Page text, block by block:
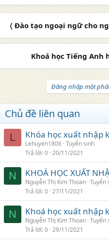
〈 Đào tạo ngoại ngữ cho
Khoá học Tiếng Anh
Đăng nhập một
Chủ đề liên quan
L Khóa học xuất nhập
Lehuyen1806 Tuyển sinh
Trả lời 0 20/11/2021
N KHOÁ HỌC XUẤT
Nguyễn Thị Kim Thoan Tuyển
Trả lời 0 27/11/2021
N Khoá học xuất nhập
Nguyễn Thị Kim Thoan Tuyển
Trả lời 0 29/11/2021